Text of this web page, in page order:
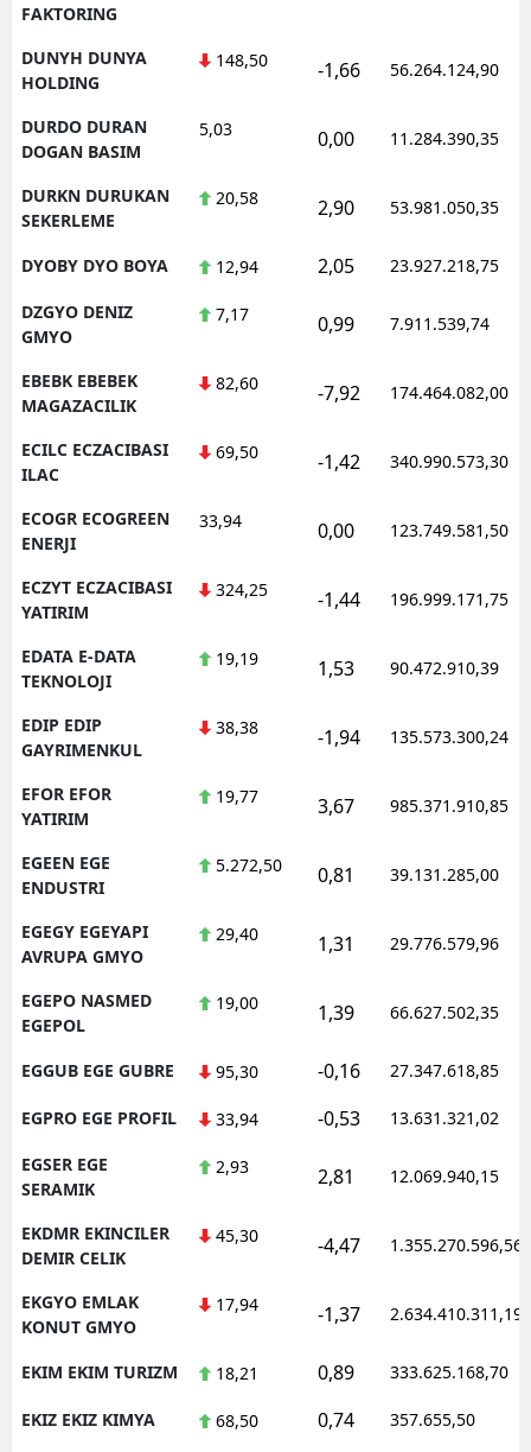
FAKTORING
DUNYH DUNYA
HOLDING
148,50 -1,66 56.264.124,90
DURDO DURAN
DOGAN BASIM
5,03 0,00 11.284.390,35
DURKN DURUKAN
SEKERLEME
20,58 2,90 53.981.050,35
DYOBY DYO BOYA 12,94 2,05 23.927.218,75
DZGYO DENIZ
GMYO
7,17 0,99 7.911.539,74
EBEBK EBEBEK
MAGAZACILIK
82,60 -7,92 174.464.082,00
ECILC ECZACIBASI
ILAC
69,50 -1,42 340.990.573,30
ECOGR ECOGREEN
ENERJI
33,94 0,00 123.749.581,50
ECZYT ECZACIBASI
YATIRIM
324,25 -1,44 196.999.171,75
EDATA E-DATA
TEKNOLOJI
19,19 1,53 90.472.910,39
EDIP EDIP
GAYRIMENKUL
38,38 -1,94 135.573.300,24
EFOR EFOR
YATIRIM
19,77 3,67 985.371.910,85
EGEEN EGE
ENDUSTRI
5.272,50 0,81 39.131.285,00
EGEGY EGEYAPI
AVRUPA GMYO
29,40 1,31 29.776.579,96
EGEPO NASMED
EGEPOL
19,00 1,39 66.627.502,35
EGGUB EGE GUBRE 95,30 -0,16 27.347.618,85
EGPRO EGE PROFIL 33,94 -0,53 13.631.321,02
EGSER EGE
SERAMIK
2,93 2,81 12.069.940,15
EKDMR EKINCILER
DEMIR CELIK
45,30 -4,47 1.355.270.596,56
EKGYO EMLAK
KONUT GMYO
17,94 -1,37 2.634.410.311,19
EKIM EKIM TURIZM 18,21 0,89 333.625.168,70
EKIZ EKIZ KIMYA 68,50 0,74 357.655,50